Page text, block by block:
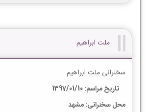
ملت ابراهیم
سخنرانی ملت ابراهیم
تاریخ مراسم: 1397/01/10
محل سخنرانی: مشهد